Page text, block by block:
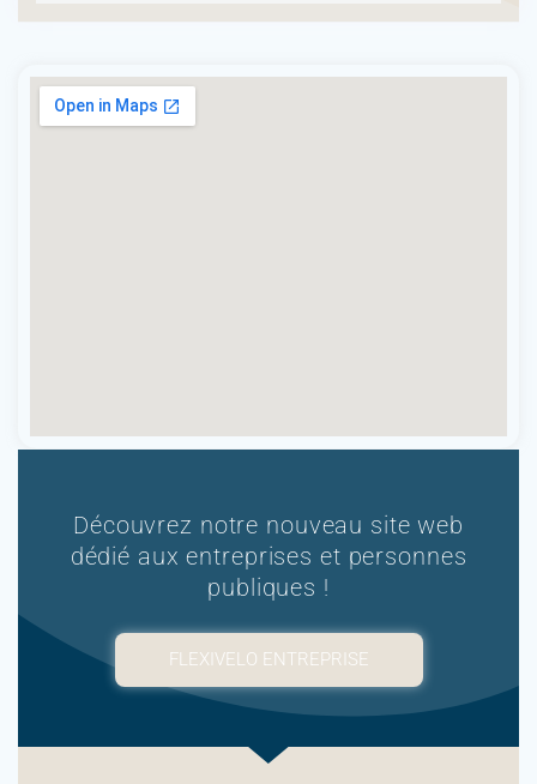
Découvrez notre nouveau site web
dédié aux entreprises et personnes
publiques !
FLEXIVELO ENTREPRISE